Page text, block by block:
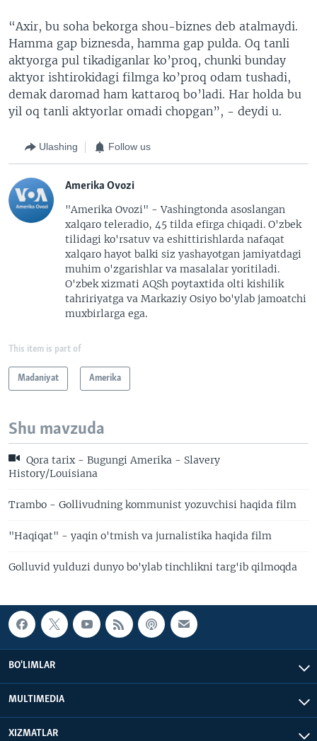
“Axir, bu soha bekorga shou-biznes deb atalmaydi.
Hamma gap biznesda, hamma gap pulda. Oq tanli
aktyorga pul tikadiganlar ko’proq, chunki bunday
aktyor ishtirokidagi filmga ko’proq odam tushadi,
demak daromad ham kattaroq bo’ladi. Har holda bu
yil oq tanli aktyorlar omadi chopgan”, - deydi u.
Ulashing Follow us
Amerika Ovozi
"Amerika Ovozi" - Vashingtonda asoslangan
xalqaro teleradio, 45 tilda efirga chiqadi. O'zbek
tilidagi ko'rsatuv va eshittirishlarda nafaqat
xalqaro hayot balki siz yashayotgan jamiyatdagi
muhim o'zgarishlar va masalalar yoritiladi.
O'zbek xizmati AQSh poytaxtida olti kishilik
tahririyatga va Markaziy Osiyo bo'ylab jamoatchi
muxbirlarga ega.
This item is part of
Madaniyat Amerika
Shu mavzuda
Qora tarix - Bugungi Amerika - Slavery
History/Louisiana
Trambo - Gollivudning kommunist yozuvchisi haqida film
"Haqiqat" - yaqin o'tmish va jurnalistika haqida film
Golluvid yulduzi dunyo bo'ylab tinchlikni targ'ib qilmoqda
BO'LIMLAR
MULTIMEDIA
XIZMATLAR